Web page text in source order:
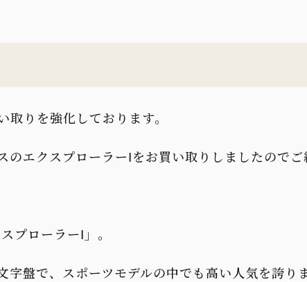
りを強化しております。
エクスプローラーⅠをお買い取りしましたのでご
プローラーⅠ」。
盤で、スポーツモデルの中でも高い人気を誇りま